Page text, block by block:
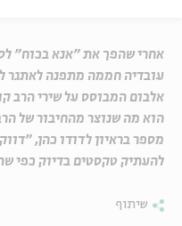
אחרי שהפך את "אנא בכוח"
עובדיה חממה מתפנה לאתגר
אלבום המבוסס על שירי הרב
הוא מה שנוצר מהחיבור של
מספר בראיון לדודו כהן,
להעתיק טקסטים בדיוק כפי
שיתוף